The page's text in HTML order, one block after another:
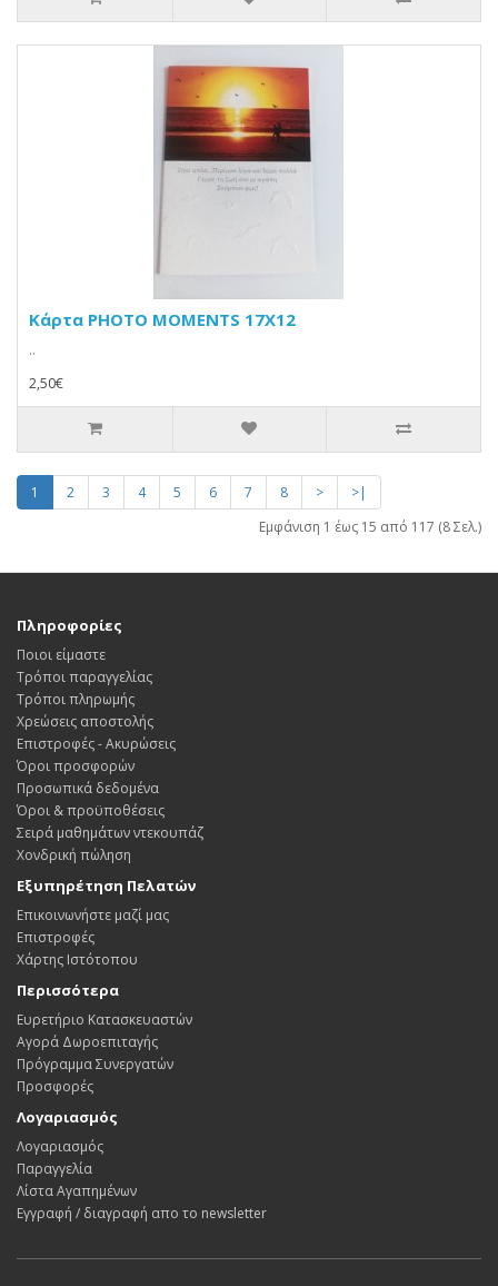
Κάρτα PHOTO MOMENTS 17Χ12
..
2,50€
1 2 3 4 5 6 7 8 >
>|
Εμφάνιση 1 έως 15 από 117 (8 Σελ.)
Πληροφορίες
Ποιοι είμαστε
Τρόποι παραγγελίας
Τρόποι πληρωμής
Χρεώσεις αποστολής
Επιστροφές - Ακυρώσεις
Όροι προσφορών
Προσωπικά δεδομένα
Όροι & προϋποθέσεις
Σειρά μαθημάτων ντεκουπάζ
Χονδρική πώληση
Εξυπηρέτηση Πελατών
Επικοινωνήστε μαζί μας
Επιστροφές
Χάρτης Ιστότοπου
Περισσότερα
Ευρετήριο Κατασκευαστών
Αγορά Δωροεπιταγής
Πρόγραμμα Συνεργατών
Προσφορές
Λογαριασμός
Λογαριασμός
Παραγγελία
Λίστα Αγαπημένων
Εγγραφή / διαγραφή απο το newsletter